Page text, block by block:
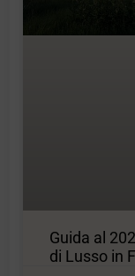
Guida al
di Lusso in